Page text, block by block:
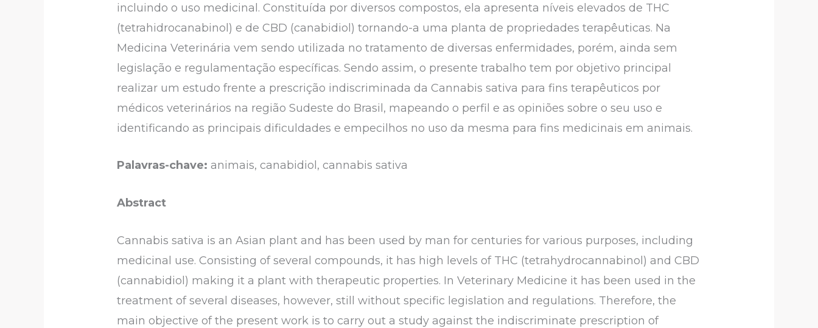
incluindo o uso medicinal. Constituída por diversos compostos, ela apresenta níveis elevados de THC
(tetrahidrocanabinol) e de CBD (canabidiol) tornando-a uma planta de propriedades terapêuticas. Na
Medicina Veterinária vem sendo utilizada no tratamento de diversas enfermidades, porém, ainda sem
legislação e regulamentação específicas. Sendo assim, o presente trabalho tem por objetivo principal
realizar um estudo frente a prescrição indiscriminada da Cannabis sativa para fins terapêuticos por
médicos veterinários na região Sudeste do Brasil, mapeando o perfil e as opiniões sobre o seu uso e
identificando as principais dificuldades e empecilhos no uso da mesma para fins medicinais em animais.
Palavras-chave: animais, canabidiol, cannabis sativa
Abstract
Cannabis sativa is an Asian plant and has been used by man for centuries for various purposes, including
medicinal use. Consisting of several compounds, it has high levels of THC (tetrahydrocannabinol) and CBD
(cannabidiol) making it a plant with therapeutic properties. In Veterinary Medicine it has been used in the
treatment of several diseases, however, still without specific legislation and regulations. Therefore, the
main objective of the present work is to carry out a study against the indiscriminate prescription of